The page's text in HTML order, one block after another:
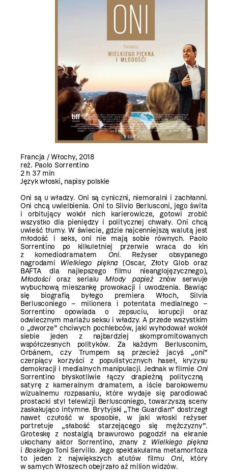
Francja / Włochy, 2018
reż. Paolo Sorrentino
2 h 37 min
Język włoski, napisy polskie
Oni są u władzy. Oni są cyniczni, niemoralni i zachłanni.
Oni chcą uwielbienia. Oni to Silvio Berlusconi, jego świta
i orbitujący wokół nich karierowicze, gotowi zrobić
wszystko dla pieniędzy i politycznej chwały. Oni chcą
uwieść tłumy. W świecie, gdzie najcenniejszą walutą jest
młodość i seks, oni nie mają sobie równych. Paolo
Sorrentino po kilkuletniej przerwie wraca do kin
z komediodramatem Oni. Reżyser obsypanego
nagrodami Wielkiego piękna(Oscar, Złoty Glob oraz
BAFTA dla najlepszego filmu nieanglojęzycznego),
Młodościoraz serialu Młody papieżznów serwuje
wybuchową mieszankę prowokacji i uwodzenia. Bawiąc
się biografią byłego premiera Włoch, Silvia
Berlusconiego – milionera i potentata medialnego –
Sorrentino opowiada o zepsuciu, korupcji oraz
odwiecznym mariażu seksu i władzy. A przede wszystkim
o „dworze” chciwych pochlebców, jaki wyhodował wokół
siebie jeden z najbardziej skompromitowanych
współczesnych polityków. Za każdym Berlusconim,
Orbánem, czy Trumpem są przecież jacyś „oni”
czerpiący korzyści z populistycznych haseł, kryzysu
demokracji i medialnych manipulacji. Jednak w filmie Oni
Sorrentino błyskotliwie łączy drapieżną polityczną
satyrę z kameralnym dramatem, a iście barokowemu
wizualnemu rozpasaniu, które wydaje się parodiować
prostacki styl telewizji Berlusconiego, towarzyszą sceny
zaskakująco intymne. Brytyjski „The Guardian” dostrzegł
nawet czułość w sposobie, w jaki włoski reżyser
portretuje „słabość starzejącego się mężczyzny”.
Groteskę z nostalgią brawurowo pogodził na ekranie
ukochany aktor Sorrentino, znany z
Wielkiego piękna
i BoskiegoToni Servillo. Jego spektakularna metamorfoza
to jeden z największych atutów filmu Oni, który
w samych Włoszech obejrzało aż milion widzów.